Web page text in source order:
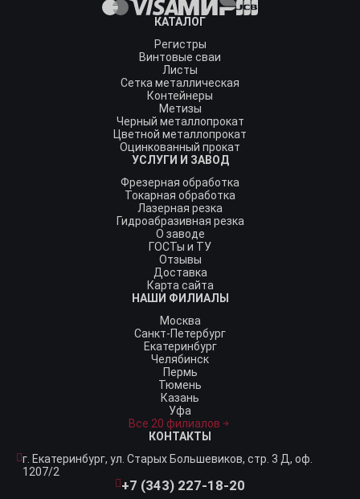
КАТАЛОГ
Регистры
Винтовые сваи
Листы
Сетка металлическая
Контейнеры
Метизы
Черный металлопрокат
Цветной металлопрокат
Оцинкованный прокат
УСЛУГИ И ЗАВОД
Фрезерная обработка
Токарная обработка
Лазерная резка
Гидроабразивная резка
О заводе
ГОСТы и ТУ
Отзывы
Доставка
Карта сайта
НАШИ ФИЛИАЛЫ
Москва
Санкт-Петербург
Екатеринбург
Челябинск
Пермь
Тюмень
Казань
Уфа
Все 20 филиалов
КОНТАКТЫ
г. Екатеринбург, ул. Старых Большевиков, стр. 3 Д, оф.
1207/2
+7 (343) 227-18-20